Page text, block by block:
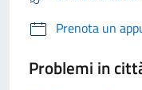
Prenota un
Problemi in